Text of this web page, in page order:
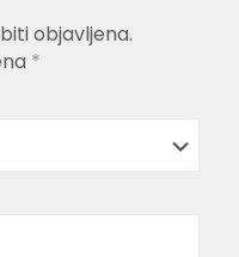
objavljena.
*